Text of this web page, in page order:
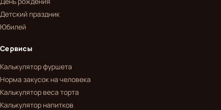
Детский праздник
Юбилей
Сервисы
Калькулятор фуршета
Норма закусок на человека
Калькулятор веса торта
Калькулятор напитков